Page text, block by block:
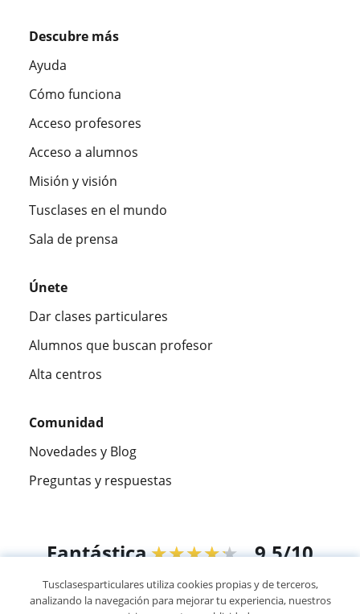
Descubre más
Ayuda
Cómo funciona
Acceso profesores
Acceso a alumnos
Misión y visión
Tusclases en el mundo
Sala de prensa
Únete
Dar clases particulares
Alumnos que buscan profesor
Alta centros
Comunidad
Novedades y Blog
Preguntas y respuestas
Fantástica★★★★★ 9,5/10
305915opiniones de alumnos
Tusclasesparticulares utiliza cookies propias y de terceros,
analizando la navegación para mejorar tu experiencia, nuestros